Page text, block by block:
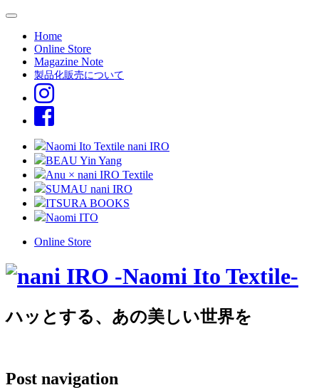
Home
Online Store
Magazine Note
製品化販売について
Naomi Ito Textile nani IRO
BEAU Yin Yang
Anu × nani IRO Textile
SUMAU nani IRO
ITSURA BOOKS
Naomi ITO
Online Store
ハッとする、あの美しい世界を
Post navigation